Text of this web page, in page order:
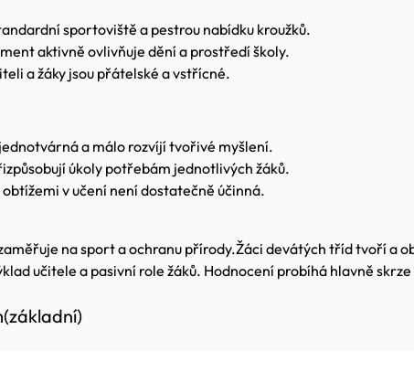
sportoviště a pestrou nabídku kroužků.
aktivně ovlivňuje dění a prostředí školy.
a žáky jsou přátelské a vstřícné.
a málo rozvíjí tvořivé myšlení.
úkoly potřebám jednotlivých žáků.
obtížemi v učení není dostatečně účinná.
na sport a ochranu přírody.Žáci devátých tříd tvoří a
učitele a pasivní role žáků. Hodnocení probíhá hlavně
(základní)